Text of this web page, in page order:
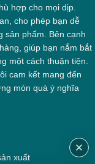
hợp cho mọi dịp.
cho phép bạn dễ
sản phẩm. Bên cạnh
giúp bạn nắm bắt
một cách thuận tiện.
cam kết mang đến
món quà ý nghĩa
xuất